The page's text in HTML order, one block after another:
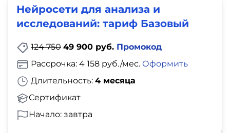
Нейросети для анализа и
исследований: тариф Базовый
124 750 49 900 руб. Промокод
Длительность: 4 месяца
Сертификат
Рассрочка: 4 158 руб./мес. Оформить
Начало: завтра